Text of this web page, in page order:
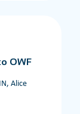
OWF
Alice